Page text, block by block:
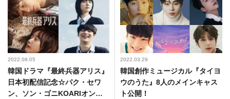
2022.08.05
韓国ドラマ『最終兵器アリス』
日本初配信記念☆パク・セワ
ン、ソン・ゴニKOARIオンラ
2022.03.29
韓国創作ミュージカル『タイヨ
ウのうた』8⼈のメインキャス
ト公開！